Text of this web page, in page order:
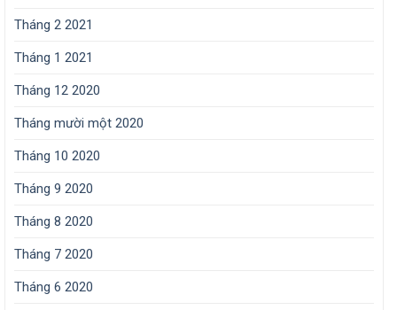
Tháng 2 2021
Tháng 1 2021
Tháng 12 2020
Tháng mười một 2020
Tháng 10 2020
Tháng 9 2020
Tháng 8 2020
Tháng 7 2020
Tháng 6 2020